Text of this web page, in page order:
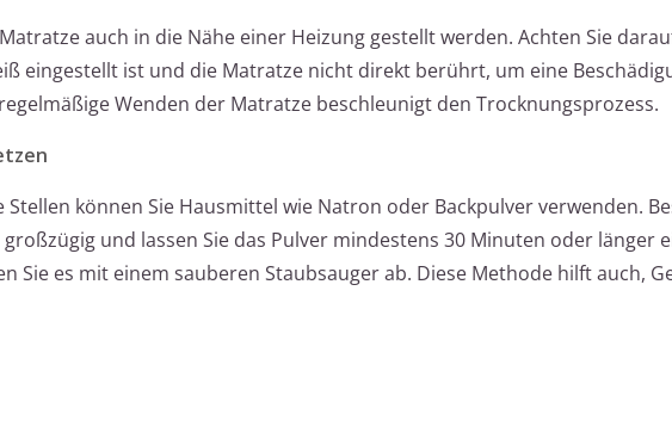
auch in die Nähe einer Heizung gestellt werden. Achten Sie
eingestellt ist und die Matratze nicht direkt berührt, um eine
Wenden der Matratze beschleunigt den Trocknungsprozess.
Stellen können Sie Hausmittel wie Natron oder Backpulver verwenden.
und lassen Sie das Pulver mindestens 30 Minuten oder länger
Sie es mit einem sauberen Staubsauger ab. Diese Methode hilft auch,